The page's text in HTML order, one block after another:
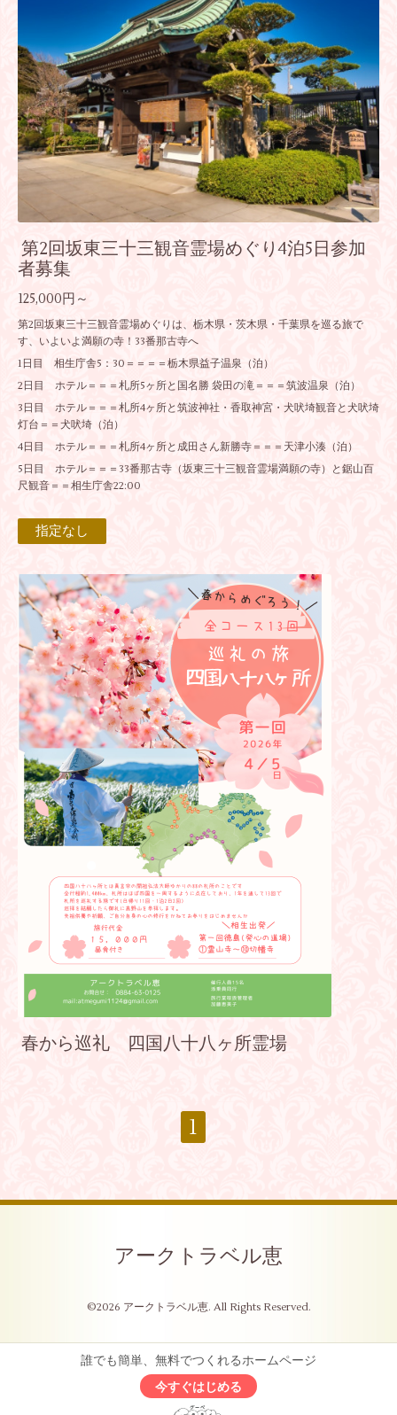
第2回坂東三十三観音霊場めぐり4泊5日参加
者募集
125,000円～
第2回坂東三十三観音霊場めぐりは、栃木県・茨木県・千葉県を巡る旅で
す、いよいよ満願の寺！33番那古寺へ
1日目 相生庁舎5：30＝＝＝＝栃木県益子温泉（泊）
2日目 ホテル＝＝＝札所5ヶ所と国名勝 袋田の滝＝＝＝筑波温泉（泊）
3日目 ホテル＝＝＝札所4ヶ所と筑波神社・香取神宮・犬吠埼観音と犬吠埼
灯台＝＝犬吠埼（泊）
4日目 ホテル＝＝＝札所4ヶ所と成田さん新勝寺＝＝＝天津小湊（泊）
5日目 ホテル＝＝＝33番那古寺（坂東三十三観音霊場満願の寺）と鋸山百
尺観音＝＝相生庁舎22:00
指定なし
春から巡礼 四国八十八ヶ所霊場
1
アークトラベル恵
©2026 アークトラベル恵. All Rights Reserved.
誰でも簡単、無料でつくれるホームページ
今すぐはじめる